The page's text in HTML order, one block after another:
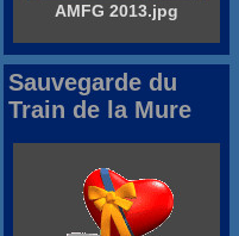
AMFG 2013.jpg
Sauvegarde du
Train de la Mure